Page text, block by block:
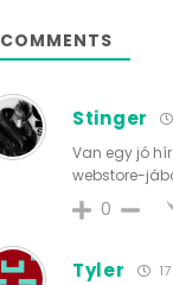
COMMENTS
Stinger
Van egy jó
webstore-
0
Tyler